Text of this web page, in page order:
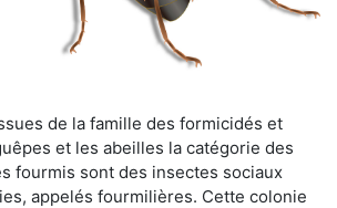
de la famille des formicidés et
et les abeilles la catégorie des
fourmis sont des insectes sociaux
appelés fourmilières. Cette colonie